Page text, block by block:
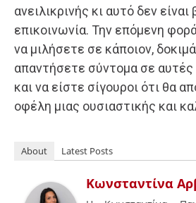
ανειλικρινής κι αυτό δεν
επικοινωνία. Την επόμενη
να μιλήσετε σε κάποιον,
απαντήσετε σύντομα σε αυτές
και να είστε σίγουροι ότι θα
οφέλη μιας ουσιαστικής και
About Latest Posts
Κωνσταντίνα